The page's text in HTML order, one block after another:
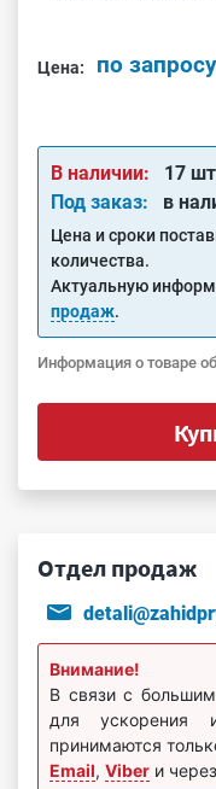
Цена: по запросу
В наличии:
17
Под заказ:
в
Цена и сроки
количества.
Актуальную
продаж.
Информация о товаре
Отдел продаж
Внимание!
В связи с
для ускорения
принимаются
Email, Viber и